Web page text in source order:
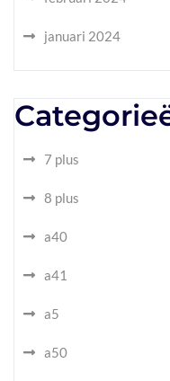
januari 2024
7 plus
8 plus
a40
a41
a5
a50